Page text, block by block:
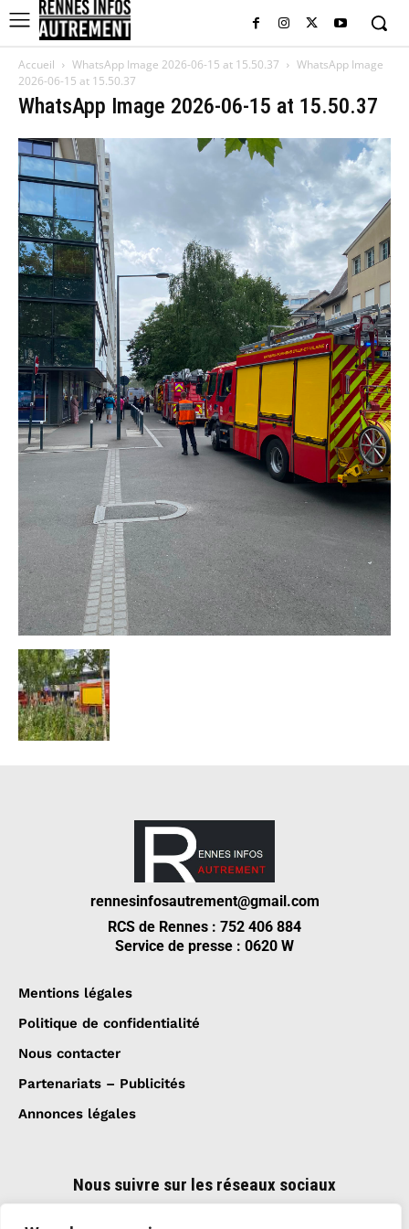
Accueil WhatsApp Image 2026-06-15 at 15.50.37
WhatsApp Image
2026-06-15 at 15.50.37
WhatsApp Image 2026-06-15 at 15.50.37
rennesinfosautrement@gmail.com
RCS de Rennes : 752 406 884
Service de presse : 0620 W
Mentions légales
Politique de confidentialité
Nous contacter
Partenariats – Publicités
Annonces légales
Nous suivre sur les réseaux sociaux